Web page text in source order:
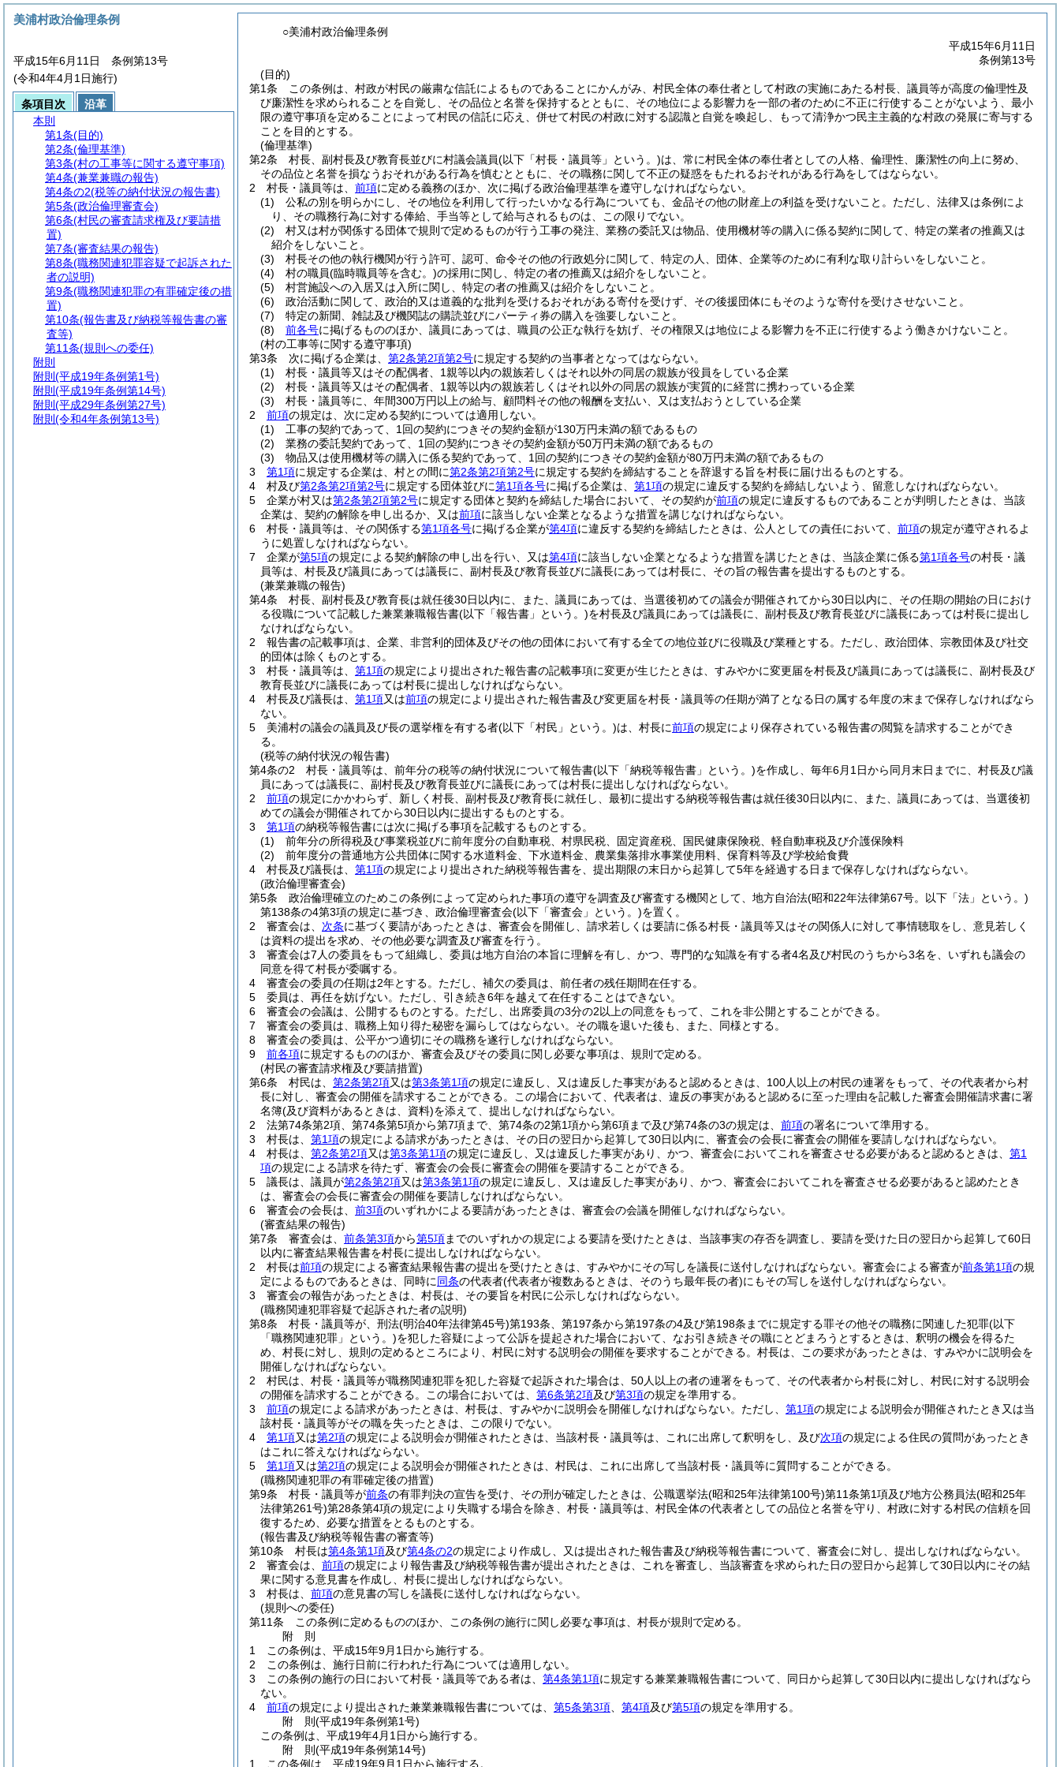
○美浦村政治倫理条例
平成15年6月11日
条例第13号
(目的)
第1条
この条例は、村政が村民の厳粛な信託によるものであることにかんがみ、村民全体の奉仕者として村政の実施にあたる村長、議員等が高度の倫理性及
び廉潔性を求められることを自覚し、その品位と名誉を保持するとともに、その地位による影響力を一部の者のために不正に行使することがないよう、最小
限の遵守事項を定めることによって村民の信託に応え、併せて村民の村政に対する認識と自覚を喚起し、もって清浄かつ民主主義的な村政の発展に寄与する
ことを目的とする。
(倫理基準)
第2条
村長、副村長及び教育長並びに村議会議員(以下「村長・議員等」という。)は、常に村民全体の奉仕者としての人格、倫理性、廉潔性の向上に努め、
その品位と名誉を損なうおそれがある行為を慎むとともに、その職務に関して不正の疑惑をもたれるおそれがある行為をしてはならない。
2
村長・議員等は、 前項に定める義務のほか、次に掲げる政治倫理基準を遵守しなければならない。
(1)
公私の別を明らかにし、その地位を利用して行ったいかなる行為についても、金品その他の財産上の利益を受けないこと。 ただし、法律又は条例によ
り、その職務行為に対する俸給、手当等として給与されるものは、この限りでない。
(2)
村又は村が関係する団体で規則で定めるものが行う工事の発注、業務の委託又は物品、使用機材等の購入に係る契約に関して、特定の業者の推薦又は
紹介をしないこと。
(3)
村長その他の執行機関が行う許可、認可、命令その他の行政処分に関して、特定の人、団体、企業等のために有利な取り計らいをしないこと。
(4)
村の職員(臨時職員等を含む。)の採用に関し、特定の者の推薦又は紹介をしないこと。
(5)
村営施設への入居又は入所に関し、特定の者の推薦又は紹介をしないこと。
(6)
政治活動に関して、政治的又は道義的な批判を受けるおそれがある寄付を受けず、その後援団体にもそのような寄付を受けさせないこと。
(7)
特定の新聞、雑誌及び機関誌の購読並びにパーティ券の購入を強要しないこと。
(8)
前各号に掲げるもののほか、議員にあっては、職員の公正な執行を妨げ、その権限又は地位による影響力を不正に行使するよう働きかけないこと。
(村の工事等に関する遵守事項)
第3条
次に掲げる企業は、 第2条第2項第2号に規定する契約の当事者となってはならない。
(1)
村長・議員等又はその配偶者、1親等以内の親族若しくはそれ以外の同居の親族が役員をしている企業
(2)
村長・議員等又はその配偶者、1親等以内の親族若しくはそれ以外の同居の親族が実質的に経営に携わっている企業
(3)
村長・議員等に、年間300万円以上の給与、顧問料その他の報酬を支払い、又は支払おうとしている企業
2
前項の規定は、次に定める契約については適用しない。
(1)
工事の契約であって、1回の契約につきその契約金額が130万円未満の額であるもの
(2)
業務の委託契約であって、1回の契約につきその契約金額が50万円未満の額であるもの
(3)
物品又は使用機材等の購入に係る契約であって、1回の契約につきその契約金額が80万円未満の額であるもの
3
第1項に規定する企業は、村との間に第2条第2項第2号に規定する契約を締結することを辞退する旨を村長に届け出るものとする。
4
村及び第2条第2項第2号に規定する団体並びに第1項各号に掲げる企業は、 第1項の規定に違反する契約を締結しないよう、留意しなければならない。
5
企業が村又は第2条第2項第2号に規定する団体と契約を締結した場合において、その契約が前項の規定に違反するものであることが判明したときは、当該
企業は、契約の解除を申し出るか、又は前項に該当しない企業となるような措置を講じなければならない。
6
村長・議員等は、その関係する第1項各号に掲げる企業が第4項に違反する契約を締結したときは、公人としての責任において、 前項の規定が遵守されるよ
うに処置しなければならない。
7
企業が第5項の規定による契約解除の申し出を行い、又は第4項に該当しない企業となるような措置を講じたときは、当該企業に係る第1項各号の村長・議
員等は、村長及び議員にあっては議長に、副村長及び教育長並びに議長にあっては村長に、その旨の報告書を提出するものとする。
(兼業兼職の報告)
第4条
村長、副村長及び教育長は就任後30日以内に、また、議員にあっては、当選後初めての議会が開催されてから30日以内に、その任期の開始の日におけ
る役職について記載した兼業兼職報告書(以下「報告書」という。)を村長及び議員にあっては議長に、副村長及び教育長並びに議長にあっては村長に提出し
なければならない。
2
報告書の記載事項は、企業、非営利的団体及びその他の団体において有する全ての地位並びに役職及び業種とする。 ただし、政治団体、宗教団体及び社交
的団体は除くものとする。
3
村長・議員等は、 第1項の規定により提出された報告書の記載事項に変更が生じたときは、すみやかに変更届を村長及び議員にあっては議長に、副村長及び
教育長並びに議長にあっては村長に提出しなければならない。
4
村長及び議長は、 第1項又は前項の規定により提出された報告書及び変更届を村長・議員等の任期が満了となる日の属する年度の末まで保存しなければなら
ない。
5
美浦村の議会の議員及び長の選挙権を有する者(以下「村民」という。)は、村長に前項の規定により保存されている報告書の閲覧を請求することができ
る。
(税等の納付状況の報告書)
第4条の2
村長・議員等は、前年分の税等の納付状況について報告書(以下「納税等報告書」という。)を作成し、毎年6月1日から同月末日までに、村長及び議
員にあっては議長に、副村長及び教育長並びに議長にあっては村長に提出しなければならない。
2
前項の規定にかかわらず、新しく村長、副村長及び教育長に就任し、最初に提出する納税等報告書は就任後30日以内に、また、議員にあっては、当選後初
めての議会が開催されてから30日以内に提出するものとする。
3
第1項の納税等報告書には次に掲げる事項を記載するものとする。
(1)
前年分の所得税及び事業税並びに前年度分の自動車税、村県民税、固定資産税、国民健康保険税、軽自動車税及び介護保険料
(2)
前年度分の普通地方公共団体に関する水道料金、下水道料金、農業集落排水事業使用料、保育料等及び学校給食費
4
村長及び議長は、 第1項の規定により提出された納税等報告書を、提出期限の末日から起算して5年を経過する日まで保存しなければならない。
(政治倫理審査会)
第5条
政治倫理確立のためこの条例によって定められた事項の遵守を調査及び審査する機関として、地方自治法(昭和22年法律第67号。以下「法」という。)
第138条の4第3項の規定に基づき、政治倫理審査会(以下「審査会」という。)を置く。
2
審査会は、 次条に基づく要請があったときは、審査会を開催し、請求若しくは要請に係る村長・議員等又はその関係人に対して事情聴取をし、意見若しく
は資料の提出を求め、その他必要な調査及び審査を行う。
3
審査会は7人の委員をもって組織し、委員は地方自治の本旨に理解を有し、かつ、専門的な知識を有する者4名及び村民のうちから3名を、いずれも議会の
同意を得て村長が委嘱する。
4
審査会の委員の任期は2年とする。 ただし、補欠の委員は、前任者の残任期間在任する。
5
委員は、再任を妨げない。 ただし、引き続き6年を越えて在任することはできない。
6
審査会の会議は、公開するものとする。 ただし、出席委員の3分の2以上の同意をもって、これを非公開とすることができる。
7
審査会の委員は、職務上知り得た秘密を漏らしてはならない。 その職を退いた後も、また、同様とする。
8
審査会の委員は、公平かつ適切にその職務を遂行しなければならない。
9
前各項に規定するもののほか、審査会及びその委員に関し必要な事項は、規則で定める。
(村民の審査請求権及び要請措置)
第6条
村民は、 第2条第2項又は第3条第1項の規定に違反し、又は違反した事実があると認めるときは、100人以上の村民の連署をもって、その代表者から村
長に対し、審査会の開催を請求することができる。
この場合において、代表者は、違反の事実があると認めるに至った理由を記載した審査会開催請求書に署
名簿(及び資料があるときは、資料)を添えて、提出しなければならない。
2
法第74条第2項、第74条第5項から第7項まで、第74条の2第1項から第6項まで及び第74条の3の規定は、 前項の署名について準用する。
3
村長は、 第1項の規定による請求があったときは、その日の翌日から起算して30日以内に、審査会の会長に審査会の開催を要請しなければならない。
4
村長は、 第2条第2項又は第3条第1項の規定に違反し、又は違反した事実があり、かつ、審査会においてこれを審査させる必要があると認めるときは、 第1
項の規定による請求を待たず、審査会の会長に審査会の開催を要請することができる。
5
議長は、議員が第2条第2項又は第3条第1項の規定に違反し、又は違反した事実があり、かつ、審査会においてこれを審査させる必要があると認めたとき
は、審査会の会長に審査会の開催を要請しなければならない。
6
審査会の会長は、 前3項のいずれかによる要請があったときは、審査会の会議を開催しなければならない。
(審査結果の報告)
第7条
審査会は、 前条第3項から第5項までのいずれかの規定による要請を受けたときは、当該事実の存否を調査し、要請を受けた日の翌日から起算して60日
以内に審査結果報告書を村長に提出しなければならない。
2
村長は前項の規定による審査結果報告書の提出を受けたときは、すみやかにその写しを議長に送付しなければならない。 審査会による審査が前条第1項の規
定によるものであるときは、同時に同条の代表者(代表者が複数あるときは、そのうち最年長の者)にもその写しを送付しなければならない。
3
審査会の報告があったときは、村長は、その要旨を村民に公示しなければならない。
(職務関連犯罪容疑で起訴された者の説明)
第8条
村長・議員等が、刑法(明治40年法律第45号)第193条、第197条から第197条の4及び第198条までに規定する罪その他その職務に関連した犯罪(以下
「職務関連犯罪」という。)を犯した容疑によって公訴を提起された場合において、なお引き続きその職にとどまろうとするときは、釈明の機会を得るた
め、村長に対し、規則の定めるところにより、村民に対する説明会の開催を要求することができる。 村長は、この要求があったときは、すみやかに説明会を
開催しなければならない。
2
村民は、村長・議員等が職務関連犯罪を犯した容疑で起訴された場合は、50人以上の者の連署をもって、その代表者から村長に対し、村民に対する説明会
の開催を請求することができる。
この場合においては、 第6条第2項及び第3項の規定を準用する。
3
前項の規定による請求があったときは、村長は、すみやかに説明会を開催しなければならない。 ただし、 第1項の規定による説明会が開催されたとき又は当
該村長・議員等がその職を失ったときは、この限りでない。
4
第1項又は第2項の規定による説明会が開催されたときは、当該村長・議員等は、これに出席して釈明をし、及び次項の規定による住民の質問があったとき
はこれに答えなければならない。
5
第1項又は第2項の規定による説明会が開催されたときは、村民は、これに出席して当該村長・議員等に質問することができる。
(職務関連犯罪の有罪確定後の措置)
第9条
村長・議員等が前条の有罪判決の宣告を受け、その刑が確定したときは、公職選挙法(昭和25年法律第100号)第11条第1項及び地方公務員法(昭和25年
法律第261号)第28条第4項の規定により失職する場合を除き、村長・議員等は、村民全体の代表者としての品位と名誉を守り、村政に対する村民の信頼を回
復するため、必要な措置をとるものとする。
(報告書及び納税等報告書の審査等)
第10条
村長は第4条第1項及び第4条の2の規定により作成し、又は提出された報告書及び納税等報告書について、審査会に対し、提出しなければならない。
2
審査会は、 前項の規定により報告書及び納税等報告書が提出されたときは、これを審査し、当該審査を求められた日の翌日から起算して30日以内にその結
果に関する意見書を作成し、村長に提出しなければならない。
3
村長は、 前項の意見書の写しを議長に送付しなければならない。
(規則への委任)
第11条
この条例に定めるもののほか、この条例の施行に関し必要な事項は、村長が規則で定める。
附 則
1
この条例は、平成15年9月1日から施行する。
2
この条例は、施行日前に行われた行為については適用しない。
3
この条例の施行の日において村長・議員等である者は、 第4条第1項に規定する兼業兼職報告書について、同日から起算して30日以内に提出しなければなら
ない。
4
前項の規定により提出された兼業兼職報告書については、 第5条第3項 第4項及び第5項の規定を準用する。
附 則(平成19年条例第1号)
この条例は、平成19年4月1日から施行する。
附 則(平成19年条例第14号)
1
この条例は、平成19年9月1日から施行する。
美浦村政治倫理条例
平成15年6月11日 条例第13号
(令和4年4月1日施行)
条項目次
沿革
本則
第1条(目的)
第2条(倫理基準)
第3条(村の工事等に関する遵守事項)
第4条(兼業兼職の報告)
第4条の2(税等の納付状況の報告書)
第5条(政治倫理審査会)
第6条(村民の審査請求権及び要請措
置)
第7条(審査結果の報告)
第8条(職務関連犯罪容疑で起訴された
者の説明)
第9条(職務関連犯罪の有罪確定後の措
置)
第10条(報告書及び納税等報告書の審
査等)
第11条(規則への委任)
附則
附則 (平成19年条例第1号)
附則 (平成19年条例第14号)
附則 (平成29年条例第27号)
附則 (令和4年条例第13号)